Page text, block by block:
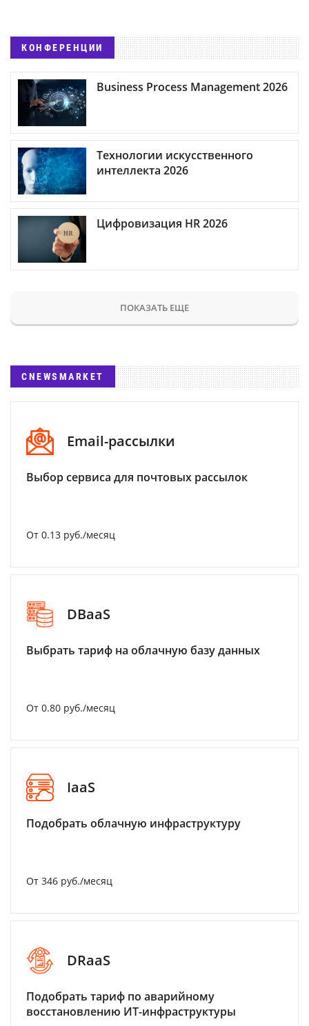
КОНФЕРЕНЦИИ
Business Process Management 2026
Технологии искусственного
интеллекта 2026
Цифровизация HR 2026
ПОКАЗАТЬ ЕЩЕ
CNEWSMARKET
Email-рассылки
Выбор сервиса для почтовых рассылок
От 0.13 руб./месяц
DBaaS
Выбрать тариф на облачную базу данных
От 0.80 руб./месяц
IaaS
Подобрать облачную инфраструктуру
От 346 руб./месяц
DRaaS
Подобрать тариф по аварийному
восстановлению ИТ-инфраструктуры